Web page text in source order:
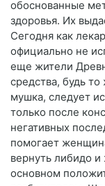
обоснованные
здоровья. Их
Сегодня как
официально не
еще жители
средства, будь
мушка, следует
только после
негативных
помогает
вернуть либидо
основном